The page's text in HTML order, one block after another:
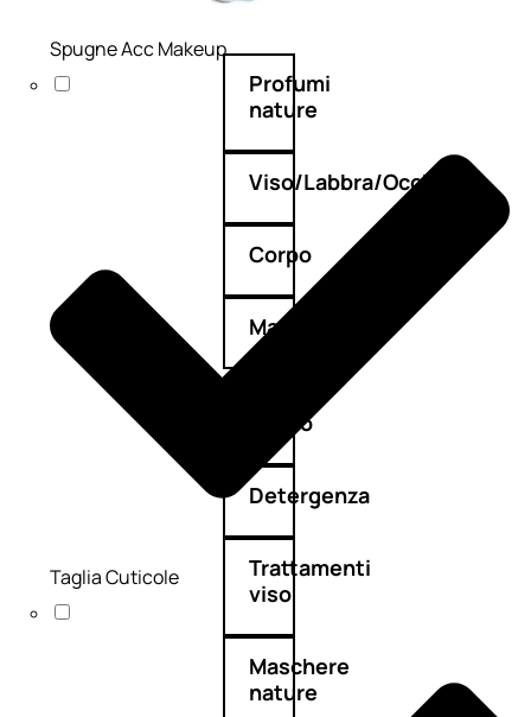
Profumi
nature
Viso/Labbra/Occhi
Corpo
Mani
Bagno
Detergenza
Trattamenti
viso
Maschere
nature
Spugne Acc Makeup
Taglia Cuticole